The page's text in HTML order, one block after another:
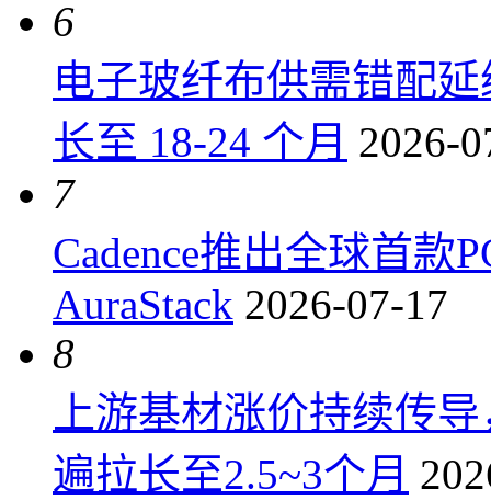
6
电子玻纤布供需错配
长至 18-24 个月 2026-
7
Cadence推出全球首款
AuraStack 2026-07-17
8
上游基材涨价持续传
遍拉长至2.5~3个月